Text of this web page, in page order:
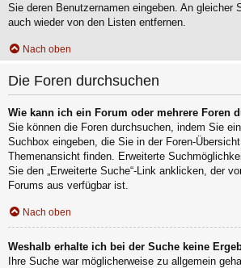
Sie deren Benutzernamen eingeben. An gleicher
auch wieder von den Listen entfernen.
Nach oben
Die Foren durchsuchen
Wie kann ich ein Forum oder mehrere Foren
Sie können die Foren durchsuchen, indem Sie
Suchbox eingeben, die Sie in der Foren-
Themenansicht finden. Erweiterte
Sie den „Erweiterte Suche“-Link anklicken, der
Forums aus verfügbar ist.
Nach oben
Weshalb erhalte ich bei der Suche keine
Ihre Suche war möglicherweise zu allgemein